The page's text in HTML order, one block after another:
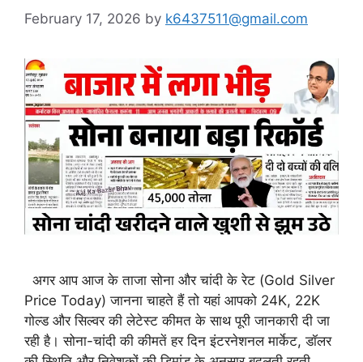
February 17, 2026 by k6437511@gmail.com
अगर आप आज के ताजा सोना और चांदी के रेट (Gold Silver
Price Today) जानना चाहते हैं तो यहां आपको 24K, 22K
गोल्ड और सिल्वर की लेटेस्ट कीमत के साथ पूरी जानकारी दी जा
रही है। सोना-चांदी की कीमतें हर दिन इंटरनेशनल मार्केट, डॉलर